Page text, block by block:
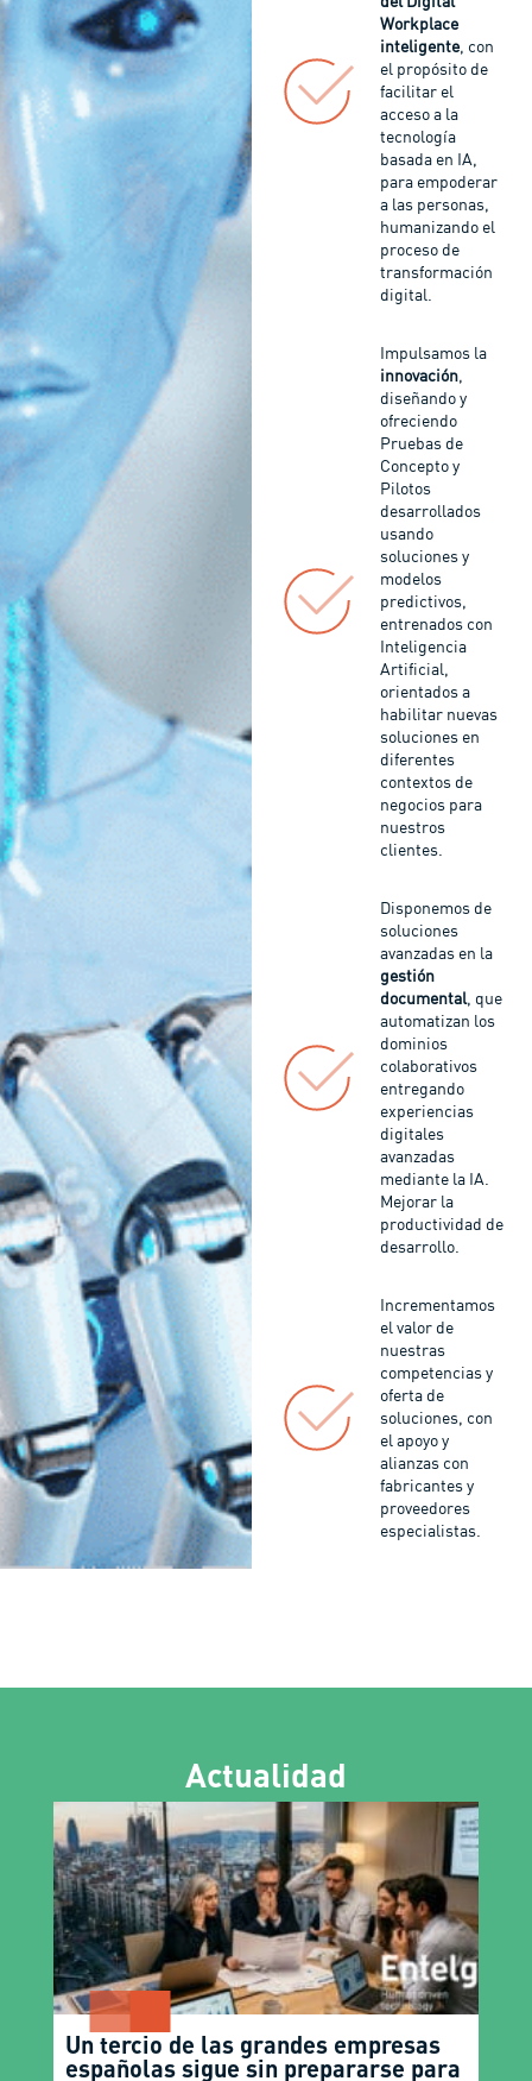
Workplace
inteligente, con
el propósito de
facilitar el
acceso a la
tecnología
basada en IA,
para empoderar
a las personas,
humanizando el
proceso de
transformación
digital.
Impulsamos la
innovación,
diseñando y
ofreciendo
Pruebas de
Concepto y
Pilotos
desarrollados
usando
soluciones y
modelos
predictivos,
entrenados con
Inteligencia
Artificial,
orientados a
habilitar nuevas
soluciones en
diferentes
contextos de
negocios para
nuestros
clientes.
Disponemos de
soluciones
avanzadas en la
gestión
documental, que
automatizan los
dominios
colaborativos
entregando
experiencias
digitales
avanzadas
mediante la IA.
Mejorar la
productividad de
desarrollo.
Incrementamos
el valor de
nuestras
competencias y
oferta de
soluciones, con
el apoyo y
alianzas con
fabricantes y
proveedores
especialistas.
Actualidad
Un tercio de las grandes empresas
españolas sigue sin prepararse para